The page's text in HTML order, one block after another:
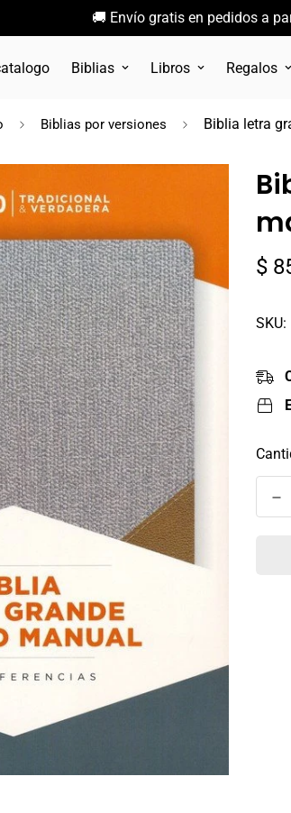
🚚 Envío gratis en pedidos a
Biblias Libros Regalos
Biblias por versiones Biblia letra
$
SKU: